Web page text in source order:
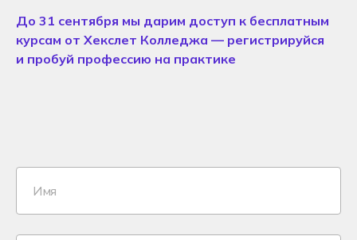
До 31 сентября мы дарим доступ к бесплатным
курсам от Хекслет Колледжа — регистрируйся
и пробуй профессию на практике